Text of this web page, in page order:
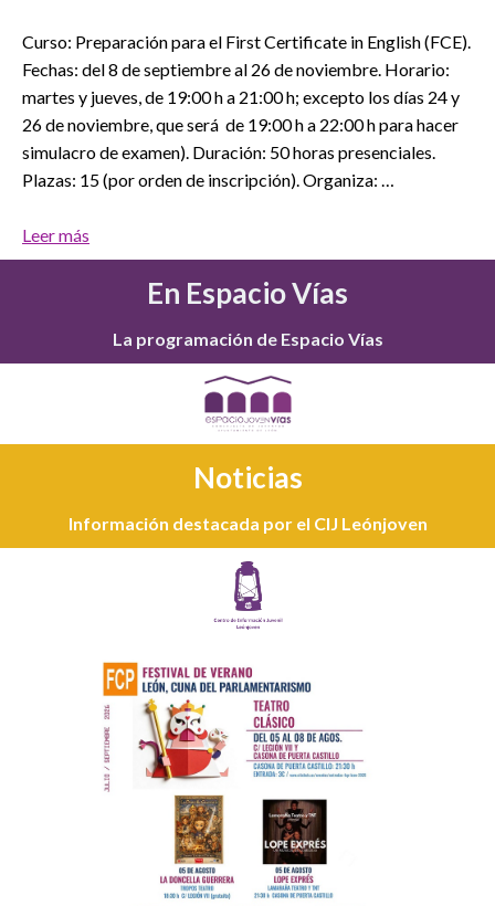
Curso: Preparación para el First Certificate in English (FCE).
Fechas: del 8 de septiembre al 26 de noviembre. Horario:
martes y jueves, de 19:00 h a 21:00 h; excepto los días 24 y
26 de noviembre, que será de 19:00 h a 22:00 h para hacer
simulacro de examen). Duración: 50 horas presenciales.
Plazas: 15 (por orden de inscripción). Organiza: …
Leer más
En Espacio Vías
La programación de Espacio Vías
Noticias
Información destacada por el CIJ Leónjoven